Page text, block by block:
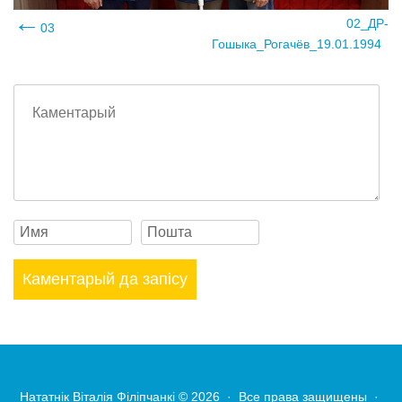
03
02_ДР-
Гошыка_Рогачёв_19.01.1994
Нататнік Віталія Філіпчанкі © 2026 · Все права защищены ·